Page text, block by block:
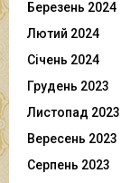
Березень 2024
Лютий 2024
Січень 2024
Грудень 2023
Листопад 2023
Вересень 2023
Серпень 2023